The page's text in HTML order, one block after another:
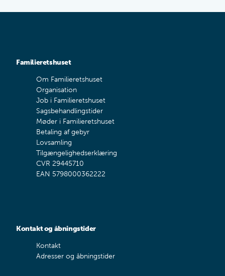
Familieretshuset
Om Familieretshuset
Organisation
Job i Familieretshuset
Sagsbehandlingstider
Møder i Familieretshuset
Betaling af gebyr
Lovsamling
Tilgængelighedserklæring
CVR 29445710
EAN 5798000362222
Kontakt og åbningstider
Kontakt
Adresser og åbningstider